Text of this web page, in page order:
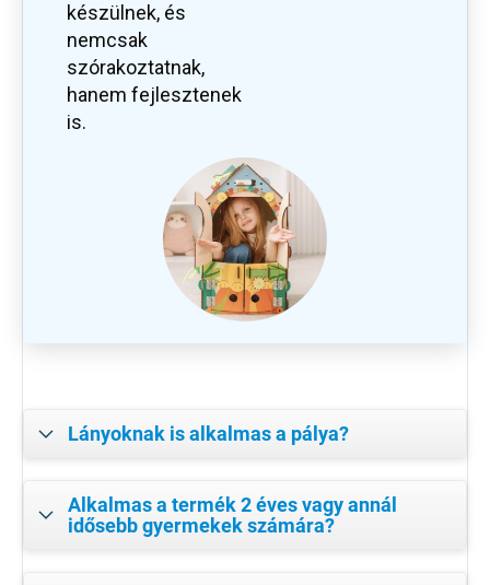
készülnek, és
nemcsak
szórakoztatnak,
hanem fejlesztenek
is.
Lányoknak is alkalmas a pálya?
Alkalmas a termék 2 éves vagy annál
idősebb gyermekek számára?